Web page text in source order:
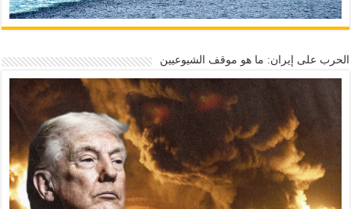
الحرب على إيران: ما هو موقف الشيوعيين